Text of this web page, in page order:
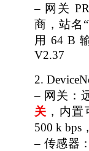
– 网关
商，站名
用 64 B
V2.37
2.
– 网关：
关 ，内置
500 k bps
– 传感器